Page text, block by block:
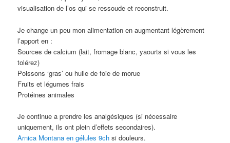
visualisation de l’os qui se ressoude et reconstruit.
Je change un peu mon alimentation en augmentant légèrement
l’apport en :
Sources de calcium (lait, fromage blanc, yaourts si vous les
tolérez)
Poissons ‘gras’ ou huile de foie de morue
Fruits et légumes frais
Protéines animales
Je continue a prendre les analgésiques (si nécessaire
uniquement, ils ont plein d’effets secondaires).
Arnica Montana en gélules 9ch si douleurs.